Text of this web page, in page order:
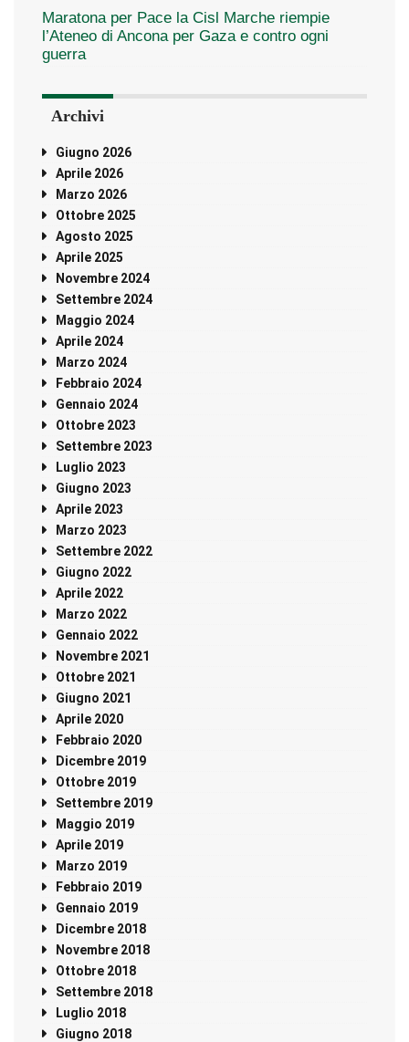
Maratona per Pace la Cisl Marche riempie
l’Ateneo di Ancona per Gaza e contro ogni
guerra
Archivi
Giugno 2026
Aprile 2026
Marzo 2026
Ottobre 2025
Agosto 2025
Aprile 2025
Novembre 2024
Settembre 2024
Maggio 2024
Aprile 2024
Marzo 2024
Febbraio 2024
Gennaio 2024
Ottobre 2023
Settembre 2023
Luglio 2023
Giugno 2023
Aprile 2023
Marzo 2023
Settembre 2022
Giugno 2022
Aprile 2022
Marzo 2022
Gennaio 2022
Novembre 2021
Ottobre 2021
Giugno 2021
Aprile 2020
Febbraio 2020
Dicembre 2019
Ottobre 2019
Settembre 2019
Maggio 2019
Aprile 2019
Marzo 2019
Febbraio 2019
Gennaio 2019
Dicembre 2018
Novembre 2018
Ottobre 2018
Settembre 2018
Luglio 2018
Giugno 2018